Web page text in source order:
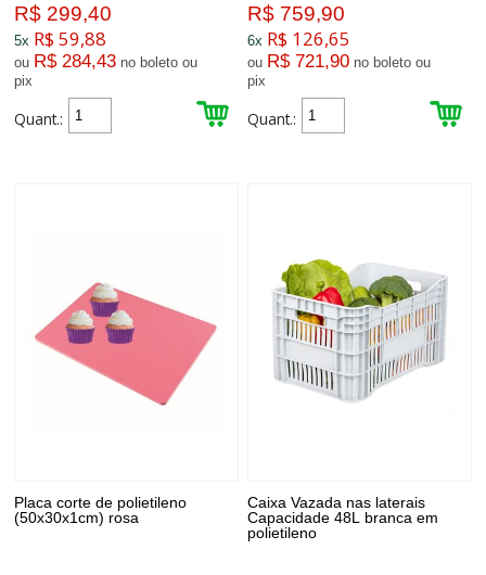
R$ 299,40
5x R$ 59,88
ou R$ 284,43 no boleto ou
pix
Quant.:
R$ 759,90
6x R$ 126,65
ou R$ 721,90 no boleto ou
pix
Quant.:
Placa corte de polietileno
(50x30x1cm) rosa
Caixa Vazada nas laterais
Capacidade 48L branca em
polietileno